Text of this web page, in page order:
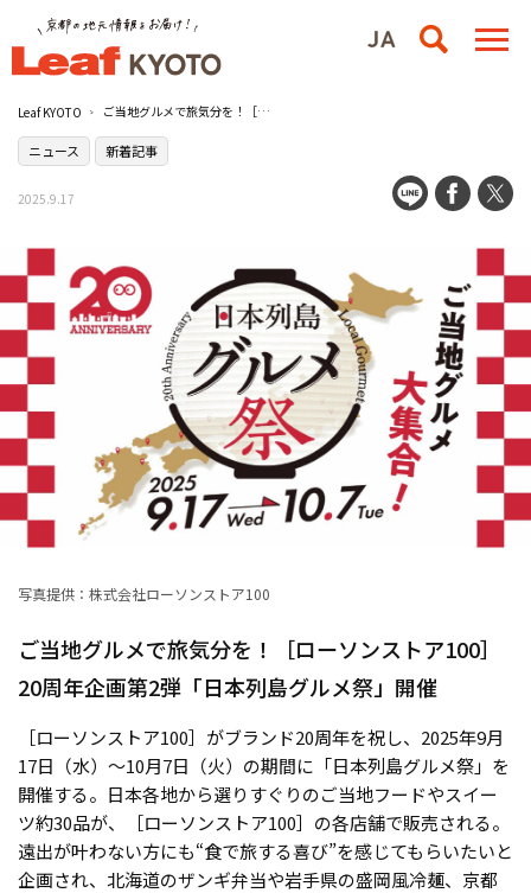
Leaf KYOTO ご当地グルメで旅気分を！［ローソンストア100］20周年企画第2弾「日本列島グルメ祭」開催
ニュース 新着記事
2025.9.17
写真提供：株式会社ローソンストア100
ご当地グルメで旅気分を！［ローソンストア100］
20周年企画第2弾「日本列島グルメ祭」開催
［ローソンストア100］がブランド20周年を祝し、2025年9月
17日（水）〜10月7日（火）の期間に「日本列島グルメ祭」を
開催する。日本各地から選りすぐりのご当地フードやスイー
ツ約30品が、［ローソンストア100］の各店舗で販売される。
遠出が叶わない方にも“食で旅する喜び”を感じてもらいたいと
企画され、北海道のザンギ弁当や岩手県の盛岡風冷麺、京都